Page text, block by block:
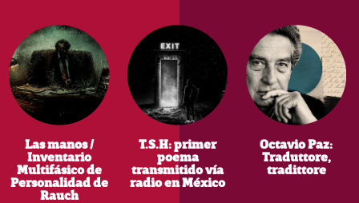
Las manos /
Inventario
Multifásico de
Personalidad de
Rauch
T.S.H: primer
poema
transmitido vía
radio en México
Octavio Paz:
Traduttore,
tradittore